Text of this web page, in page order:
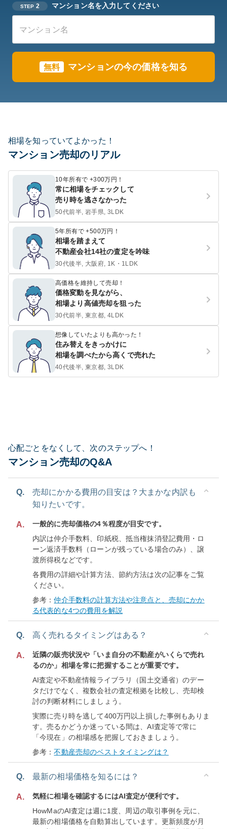
STEP 2 マンション名を入力してください
無料 マンションの今の価格を知る
相場を知っていてよかった！
マンション売却のリアル
10年所有で +300万円！
常に相場をチェックして
売り時を逃さなかった
50代前半, 岩手県, 3LDK
5年所有で +500万円！
相場を踏まえて
不動産会社14社の査定を吟味
30代後半, 大阪府, 1K・1LDK
高価格を維持して売却！
価格変動を見ながら、
相場より高値売却を狙った
30代前半, 東京都, 4LDK
想像していたよりも高かった！
住み替えをきっかけに
相場を調べたから高くで売れた
40代後半, 東京都, 3LDK
心配ごとをなくして、次のステップへ！
マンション売却のQ&A
Q.
売却にかかる費用の目安は？大まかな内訳も
知りたいです。
A.
一般的に売却価格の4％程度が目安です。
内訳は仲介手数料、印紙税、抵当権抹消登記費用・ロ
ーン返済手数料（ローンが残っている場合のみ）、譲
渡所得税などです。
各費用の詳細や計算方法、節約方法は次の記事をご覧
ください。
参考：仲介手数料の計算方法や注意点と、売却にかか
る代表的な4つの費用を解説
Q. 高く売れるタイミングはある？
A.
近隣の販売状況や「いま自分の不動産がいくらで売れ
るのか」相場を常に把握することが重要です。
AI査定や不動産情報ライブラリ（国土交通省）のデー
タだけでなく、複数会社の査定根拠を比較し、売却検
討の判断材料にしましょう。
実際に売り時を逃して400万円以上損した事例もありま
す。売るかどうか迷っている間は、AI査定等で常に
「今現在」の相場感を把握しておきましょう。
参考：不動産売却のベストタイミングは？
Q. 最新の相場価格を知るには？
A.
気軽に相場を確認するにはAI査定が便利です。
HowMaのAI査定は週に1度、周辺の取引事例を元に、
最新の相場価格を自動算出しています。更新頻度が月